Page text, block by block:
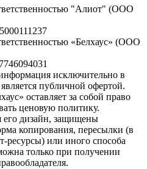
"Алиот" (ООО
«Белхаус» (ООО
исключительно в
публичной офертой.
оставляет за собой право
ценовую политику.
его дизайн, защищены
копирования, пересылки (в
ресурсы) или иного способа
только при получении